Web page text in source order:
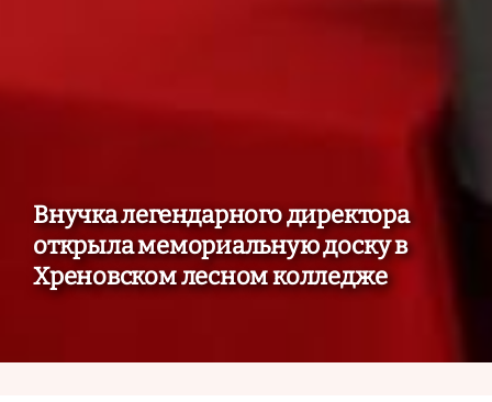
Внучка легендарного директора
открыла мемориальную доску в
Хреновском лесном колледже